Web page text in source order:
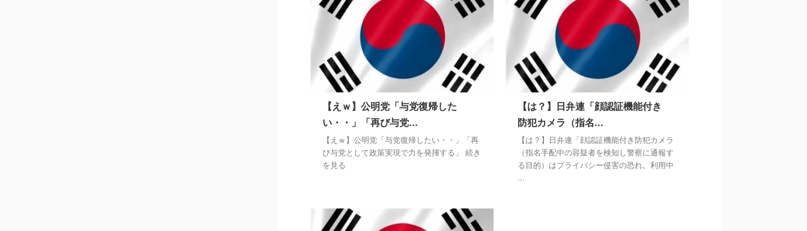
【えｗ】公明党「与党復帰した
い・・」「再び与党...
【えｗ】公明党「与党復帰したい・・」「再
び与党として政策実現で力を発揮する」 続き
を見る
【は？】日弁連「顔認証機能付き
防犯カメラ（指名...
【は？】日弁連「顔認証機能付き防犯カメラ
（指名手配中の容疑者を検知し警察に通報す
る目的）はプライバシー侵害の恐れ。利用中
...